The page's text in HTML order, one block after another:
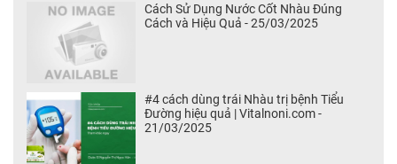
Cách Sử Dụng Nước Cốt Nhàu Đúng
Cách và Hiệu Quả - 25/03/2025
#4 cách dùng trái Nhàu trị bệnh Tiểu
Đường hiệu quả | Vitalnoni.com -
21/03/2025